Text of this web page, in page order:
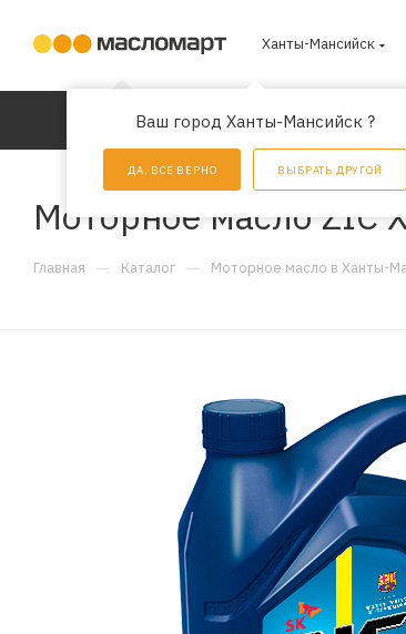
Ханты-Мансийск
Ваш город Ханты-Мансийск ?
ДА, ВСЕ ВЕРНО ВЫБРАТЬ ДРУГОЙ
КАТАЛОГ АКЦИИ
Моторное масло ZIC
Главная — Каталог — Моторное масло в Ханты-